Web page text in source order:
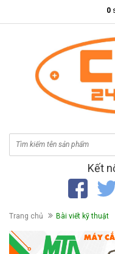
0
Kết
Trang chủ Bài viết kỹ thuật